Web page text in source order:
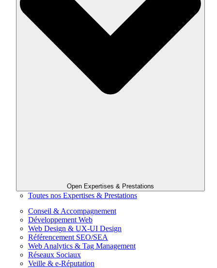
Open Expertises & Prestations
Toutes nos Expertises & Prestations
Conseil & Accompagnement
Développement Web
Web Design & UX-UI Design
Référencement SEO/SEA
Web Analytics & Tag Management
Réseaux Sociaux
Veille & e-Réputation